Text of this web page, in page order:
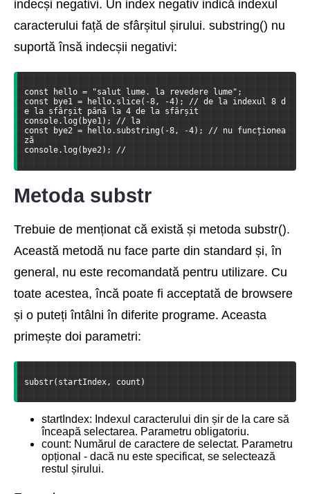
indecși negativi. Un index negativ indică indexul
caracterului față de sfârșitul șirului. substring() nu
suportă însă indecșii negativi:
const hello = "salut lume. la revedere lume";
const bye1 = hello.slice(-8, -4); // de la indexul 8 d
e la sfârșit până la 4 de la sfârșit
console.log(bye1); // la
const bye2 = hello.substring(-8, -4); // nu funcționea
ză
console.log(bye2); //
Metoda substr
Trebuie de menționat că există și metoda substr().
Această metodă nu face parte din standard și, în
general, nu este recomandată pentru utilizare. Cu
toate acestea, încă poate fi acceptată de browsere
și o puteți întâlni în diferite programe. Aceasta
primește doi parametri:
substr(startIndex, count)
startIndex: Indexul caracterului din șir de la care să
înceapă selectarea. Parametru obligatoriu.
count: Numărul de caractere de selectat. Parametru
opțional - dacă nu este specificat, se selectează
restul șirului.